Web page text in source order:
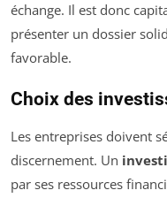
échange. Il est donc
présenter un dossier
favorable.
Choix des
Les entreprises doivent
discernement. Un
par ses ressources